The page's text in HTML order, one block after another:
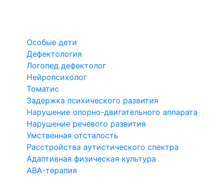
Особые дети
Дефектология
Логопед дефектолог
Нейропсихолог
Томатис
Задержка психического развития
Нарушение опорно-двигательного аппарата
Нарушение речевого развития
Умственная отсталость
Расстройства аутистического спектра
Адаптивная физическая культура
ABA-терапия